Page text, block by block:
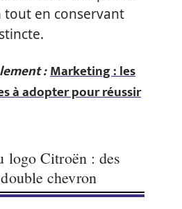
tout en conservant
:Marketing : les
à adopter pour réussir
logo Citroën : des
chevron